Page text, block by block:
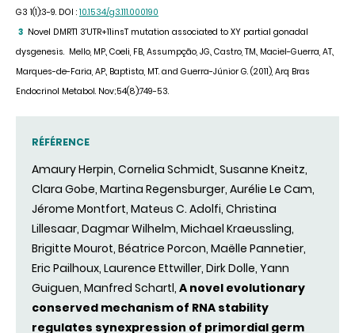
G3 1(1):3-9. DOI : 10.1534/g3.111.000190
3 Novel DMRT1 3'UTR+11insT mutation associated to XY partial gonadal
dysgenesis. Mello, MP., Coeli, FB., Assumpção, JG., Castro, TM., Maciel-Guerra, AT.,
Marques-de-Faria, AP., Baptista, MT. and Guerra-Júnior G. (2011), Arq Bras
Endocrinol Metabol. Nov;54(8):749-53.
RÉFÉRENCE
Amaury Herpin, Cornelia Schmidt, Susanne Kneitz,
Clara Gobe, Martina Regensburger, Aurélie Le Cam,
Jérome Montfort, Mateus C. Adolfi, Christina
Lillesaar, Dagmar Wilhelm, Michael Kraeussling,
Brigitte Mourot, Béatrice Porcon, Maëlle Pannetier,
Eric Pailhoux, Laurence Ettwiller, Dirk Dolle, Yann
Guiguen, Manfred Schartl, A novel evolutionary
conserved mechanism of RNA stability
regulates synexpression of primordial germ